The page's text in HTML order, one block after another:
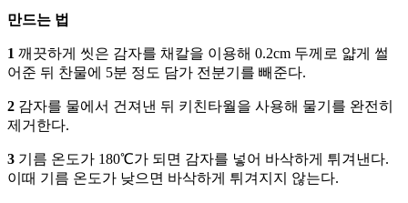
만드는 법
1 깨끗하게 씻은 감자를 채칼을 이용해 0.2cm 두께로 얇게 썰
어준 뒤 찬물에 5분 정도 담가 전분기를 빼준다.
2 감자를 물에서 건져낸 뒤 키친타월을 사용해 물기를 완전히
제거한다.
3 기름 온도가 180℃가 되면 감자를 넣어 바삭하게 튀겨낸다.
이때 기름 온도가 낮으면 바삭하게 튀겨지지 않는다.